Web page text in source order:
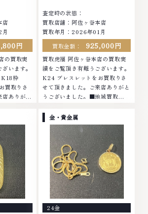
無休
店
円
の買取実
います。
枠
買取りさ
店ありがと
ダイヤモ
ド衣類 お
任せくだ
ナ等のア
石・ダイ
ブラン
信を持っ
ておりま
ってしま
なくなっ
のお品物
査定時の状態：
買取店舗：阿佐ヶ谷本店
買取年月：2026年01月
買取金額：
925,000円
買取虎福 阿佐ヶ谷本店の買取実
績をご覧頂き有難うございます。
K24 ブレスレットをお買取りさ
せて頂きました。ご来店ありがと
うございました。■地域買取
ンド ブランド品 ブランド衣類 お
酒買取りのことなら、お任せくだ
さいなかでも金・プラチナ等のア
クセサリー・貴金属・宝石・ダイ
ヤモンド・ジュエリーや ブラン
ド品・時計等は特に自信を持っ
て、高額査定を実現しておりま
す。 古くて使わなくなってしま
ったアクセサリー、動かなくなっ
てしまった腕時計、多くのお品物
の高価買取りを実現しており、他
金・貴金属
24金